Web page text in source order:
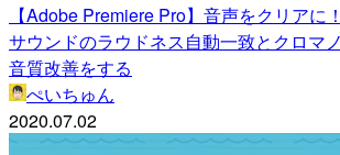
【Adobe Premiere Pro】音声をクリアに
サウンドのラウドネス自動一致とクロマ
音質改善をする
ぺいちゅん
2020.07.02